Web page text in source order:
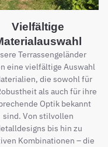
Vielfältige
Terrassengeländer
eine vielfältige Auswahl
die sowohl für
als auch für ihre
Optik bekannt
sind. Von stilvollen
bis hin zu
Kombinationen – die